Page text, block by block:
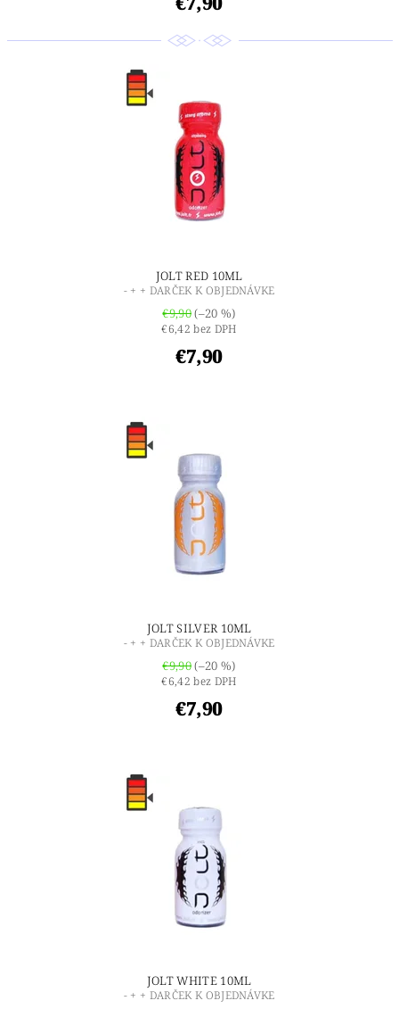
JOLT RED 10ML
- + + DARČEK K OBJEDNÁVKE
€9,90(–20 %)
€6,42 bez DPH
€7,90
JOLT SILVER 10ML
- + + DARČEK K OBJEDNÁVKE
€9,90(–20 %)
€6,42 bez DPH
€7,90
JOLT WHITE 10ML
- + + DARČEK K OBJEDNÁVKE